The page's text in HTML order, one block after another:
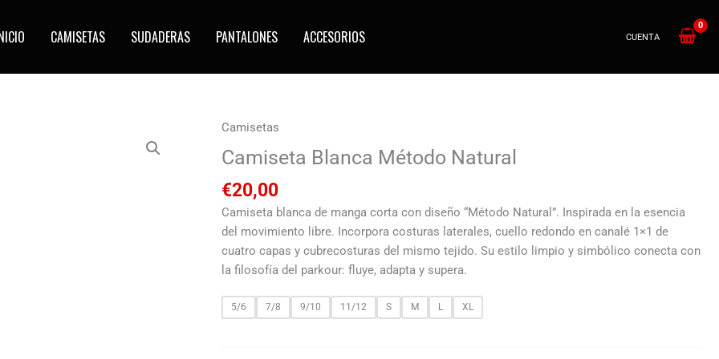
CAMISETAS SUDADERAS PANTALONES ACCESORIOS CUENTA
Camisetas
Camiseta Blanca Método Natural
€20,00
Camiseta blanca de manga corta con diseño “Método Natural”. Inspirada en la esencia
del movimiento libre. Incorpora costuras laterales, cuello redondo en canalé 1×1 de
cuatro capas y cubrecosturas del mismo tejido. Su estilo limpio y simbólico conecta con
la filosofía del parkour: fluye, adapta y supera.
5/6 7/8 9/10 11/12 S M L XL
Camiseta
Blanca
Natural
cantidad